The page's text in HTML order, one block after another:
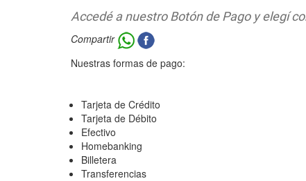
Accedé a nuestro Botón de Pago y elegí
Compartir
Nuestras formas de pago:
Tarjeta de Crédito
Tarjeta de Débito
Efectivo
Homebanking
Billetera
Transferencias